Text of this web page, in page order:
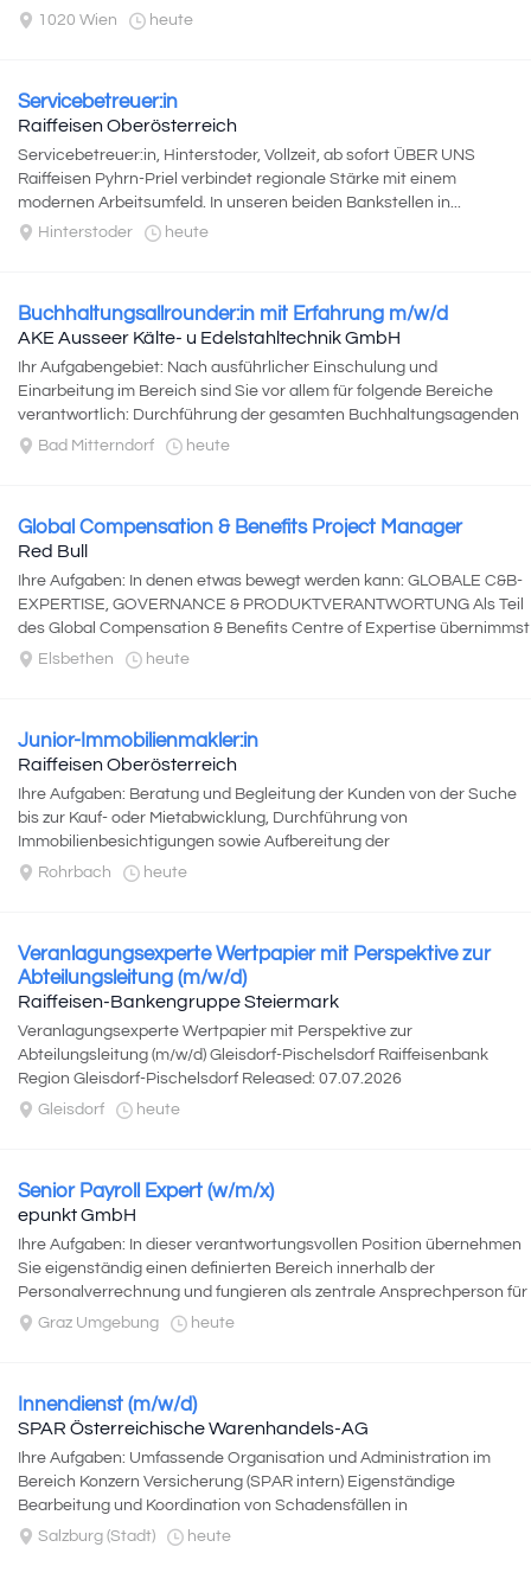
1020 Wien
heute
Servicebetreuer:in
Raiffeisen Oberösterreich
Servicebetreuer:in, Hinterstoder, Vollzeit, ab sofort ÜBER UNS
Raiffeisen Pyhrn-Priel verbindet regionale Stärke mit einem
modernen Arbeitsumfeld. In unseren beiden Bankstellen in...
Hinterstoder
heute
Buchhaltungsallrounder:in mit Erfahrung m/w/d
AKE Ausseer Kälte- u Edelstahltechnik GmbH
Ihr Aufgabengebiet: Nach ausführlicher Einschulung und
Einarbeitung im Bereich sind Sie vor allem für folgende Bereiche
verantwortlich: Durchführung der gesamten Buchhaltungsagenden
(Debitoren, Kreditoren...
Bad Mitterndorf heute
Global Compensation & Benefits Project Manager
Red Bull
Ihre Aufgaben: In denen etwas bewegt werden kann: GLOBALE C&B-
EXPERTISE, GOVERNANCE & PRODUKTVERANTWORTUNG Als Teil
des Global Compensation & Benefits Centre of Expertise übernimmst
du die Verantwortung...
Elsbethen heute
Junior-Immobilienmakler:in
Raiffeisen Oberösterreich
Ihre Aufgaben: Beratung und Begleitung der Kunden von der Suche
bis zur Kauf- oder Mietabwicklung, Durchführung von
Immobilienbesichtigungen sowie Aufbereitung der
Vermarktungsunterlagen, Verhandlung mit...
Rohrbach heute
Veranlagungsexperte Wertpapier mit Perspektive zur
Abteilungsleitung (m/w/d)
Raiffeisen-Bankengruppe Steiermark
Veranlagungsexperte Wertpapier mit Perspektive zur
Abteilungsleitung (m/w/d) Gleisdorf-Pischelsdorf Raiffeisenbank
Region Gleisdorf-Pischelsdorf Released: 07.07.2026
Kund:innenkontakt...
Gleisdorf heute
Senior Payroll Expert (w/m/x)
epunkt GmbH
Ihre Aufgaben: In dieser verantwortungsvollen Position übernehmen
Sie eigenständig einen definierten Bereich innerhalb der
Personalverrechnung und fungieren als zentrale Ansprechperson für
alle payroll-relevanten Themen...
Graz Umgebung heute
Innendienst (m/w/d)
SPAR Österreichische Warenhandels-AG
Ihre Aufgaben: Umfassende Organisation und Administration im
Bereich Konzern Versicherung (SPAR intern) Eigenständige
Bearbeitung und Koordination von Schadensfällen in
Zusammenarbeit mit Makler...
Salzburg (Stadt) heute